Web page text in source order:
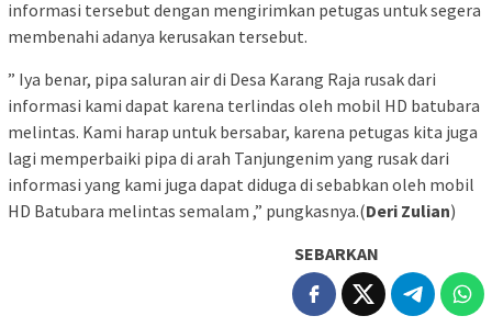
informasi tersebut dengan mengirimkan petugas untuk segera
membenahi adanya kerusakan tersebut.
” Iya benar, pipa saluran air di Desa Karang Raja rusak dari
informasi kami dapat karena terlindas oleh mobil HD batubara
melintas. Kami harap untuk bersabar, karena petugas kita juga
lagi memperbaiki pipa di arah Tanjungenim yang rusak dari
informasi yang kami juga dapat diduga di sebabkan oleh mobil
HD Batubara melintas semalam ,” pungkasnya.(Deri Zulian)
SEBARKAN